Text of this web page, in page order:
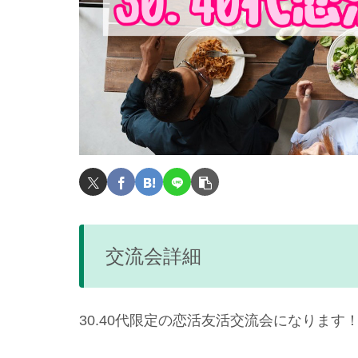
交流会詳細
30.40代限定の恋活友活交流会になります